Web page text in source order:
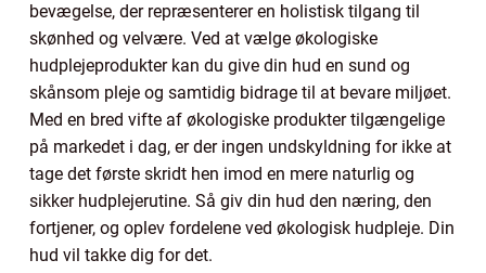
bevægelse, der repræsenterer en holistisk tilgang til
skønhed og velvære. Ved at vælge økologiske
hudplejeprodukter kan du give din hud en sund og
skånsom pleje og samtidig bidrage til at bevare miljøet.
Med en bred vifte af økologiske produkter tilgængelige
på markedet i dag, er der ingen undskyldning for ikke at
tage det første skridt hen imod en mere naturlig og
sikker hudplejerutine. Så giv din hud den næring, den
fortjener, og oplev fordelene ved økologisk hudpleje. Din
hud vil takke dig for det.